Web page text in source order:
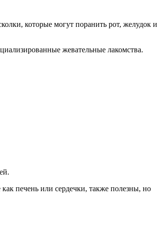
которые могут поранить рот, желудок и
жевательные лакомства.
печень или сердечки, также полезны, но